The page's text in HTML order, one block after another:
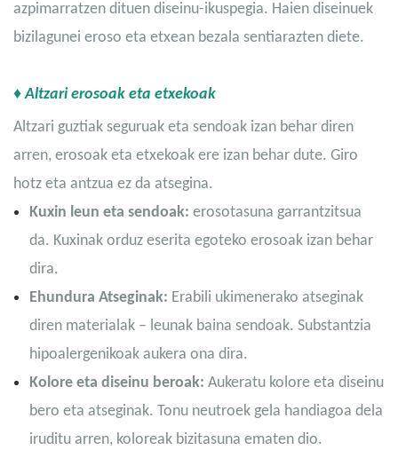
azpimarratzen dituen diseinu-ikuspegia. Haien diseinuek
bizilagunei eroso eta etxean bezala sentiarazten diete.
♦ Altzari erosoak eta etxekoak
Altzari guztiak seguruak eta sendoak izan behar diren
arren, erosoak eta etxekoak ere izan behar dute. Giro
hotz eta antzua ez da atsegina.
Kuxin leun eta sendoak: erosotasuna garrantzitsua
da. Kuxinak orduz eserita egoteko erosoak izan behar
dira.
Ehundura Atseginak: Erabili ukimenerako atseginak
diren materialak – leunak baina sendoak. Substantzia
hipoalergenikoak aukera ona dira.
Kolore eta diseinu beroak: Aukeratu kolore eta diseinu
bero eta atseginak. Tonu neutroek gela handiagoa dela
iruditu arren, koloreak bizitasuna ematen dio.